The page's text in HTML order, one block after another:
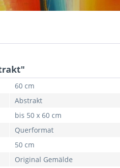
60 cm
Abstrakt
bis 50 x 60 cm
Querformat
50 cm
Original Gemälde